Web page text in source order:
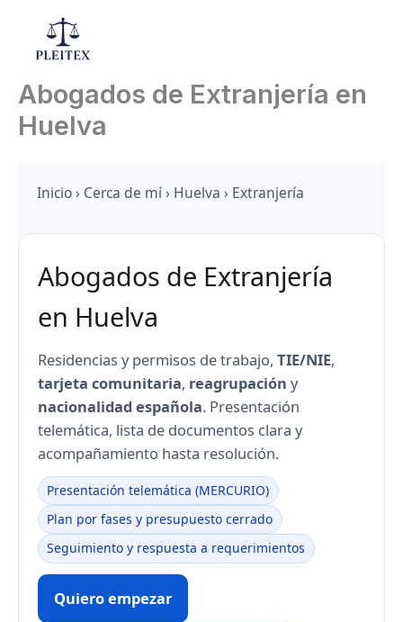
contenido
Abogados de Extranjería en
Huelva
Inicio› Cerca de mí› Huelva › Extranjería
Abogados de Extranjería
en Huelva
Residencias y permisos de trabajo, TIE/NIE,
tarjeta comunitaria, reagrupación y
nacionalidad española. Presentación
telemática, lista de documentos clara y
acompañamiento hasta resolución.
Presentación telemática (MERCURIO)
Plan por fases y presupuesto cerrado
Seguimiento y respuesta a requerimientos
Quiero empezar